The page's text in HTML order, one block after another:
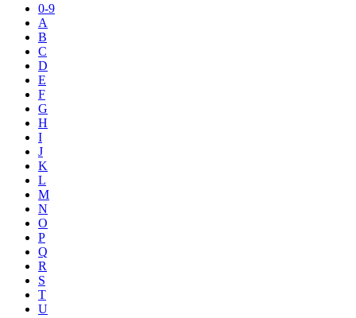
0-9
A
B
C
D
E
F
G
H
I
J
K
L
M
N
O
P
Q
R
S
T
U